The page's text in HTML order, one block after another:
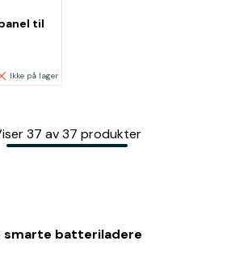
til
Ikke på lager
37 av 37 produkter
smarte batteriladere